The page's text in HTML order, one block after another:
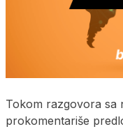
Tokom razgovora sa
prokomentariše